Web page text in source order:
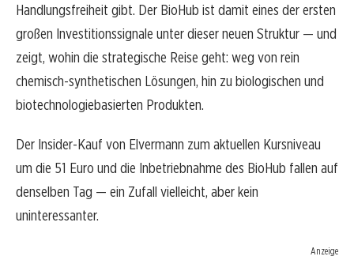
Handlungsfreiheit gibt. Der BioHub ist damit eines der ersten
großen Investitionssignale unter dieser neuen Struktur — und
zeigt, wohin die strategische Reise geht: weg von rein
chemisch-synthetischen Lösungen, hin zu biologischen und
biotechnologiebasierten Produkten.
Der Insider-Kauf von Elvermann zum aktuellen Kursniveau
um die 51 Euro und die Inbetriebnahme des BioHub fallen auf
denselben Tag — ein Zufall vielleicht, aber kein
uninteressanter.
Anzeige